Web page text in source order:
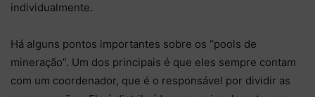
individualmente.
Há alguns pontos importantes sobre os “pools de
mineração”. Um dos principais é que eles sempre contam
com um coordenador, que é o responsável por dividir as